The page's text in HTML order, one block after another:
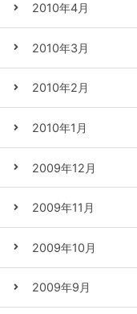
2010年4月
2010年3月
2010年2月
2010年1月
2009年12月
2009年11月
2009年10月
2009年9月